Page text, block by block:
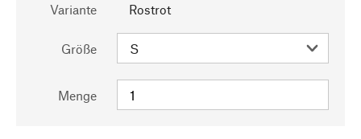
Variante Rostrot
Größe
Menge